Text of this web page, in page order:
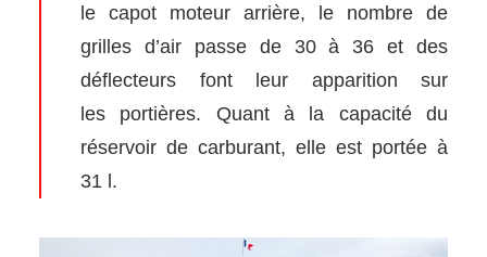
le capot moteur arrière, le nombre de
grilles d’air passe de 30 à 36 et des
déflecteurs font leur apparition sur
les portières. Quant à la capacité du
réservoir de carburant, elle est portée à
31 l.